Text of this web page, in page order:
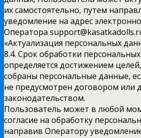
их самостоятельно, путем
уведомление на адрес
Оператора
«Актуализация персональных
8.4. Срок обработки
определяется достижением
собраны персональные данные,
не предусмотрен договором или
законодательством.
Пользователь может в любой
согласие на обработку
направив Оператору